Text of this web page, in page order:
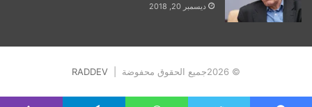
ديسمبر 20, 2018
© 2026جميع الحقوق محفوضة | RADDEV